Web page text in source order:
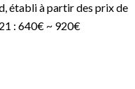
établi à partir des prix de
: 640€ ~ 920€